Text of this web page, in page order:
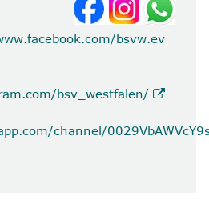
bsvw.ev
bsv_westfalen/
channel/